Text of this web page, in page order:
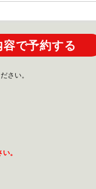
容で予約する
さい。
。